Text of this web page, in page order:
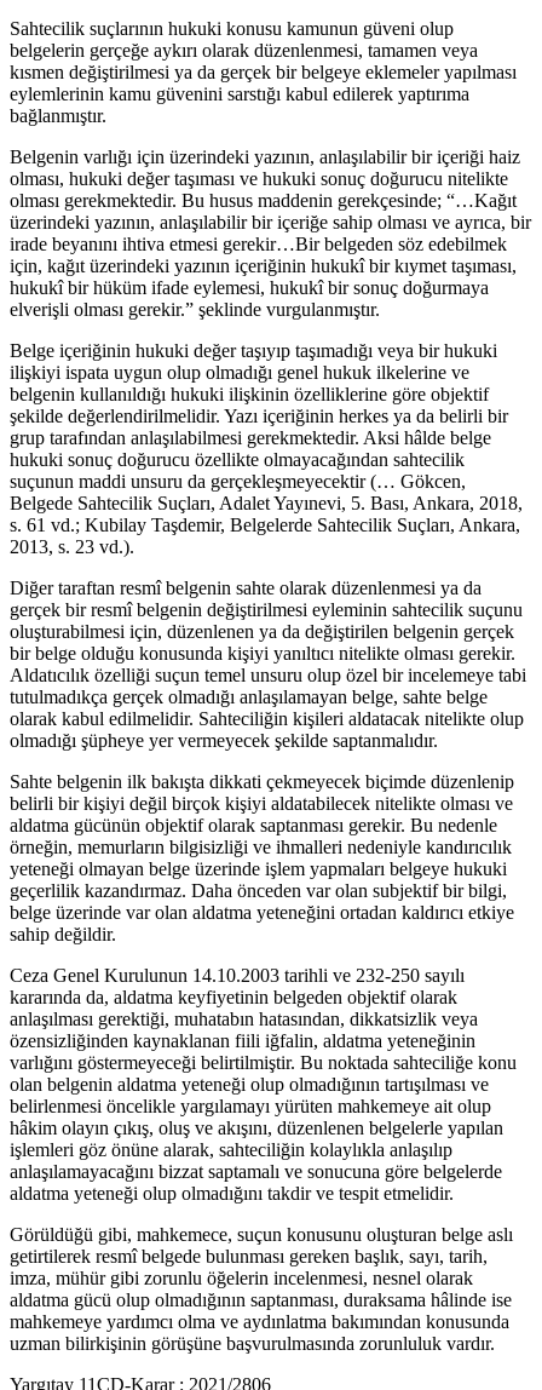
Sahtecilik suçlarının hukuki konusu kamunun güveni olup
belgelerin gerçeğe aykırı olarak düzenlenmesi, tamamen veya
kısmen değiştirilmesi ya da gerçek bir belgeye eklemeler yapılması
eylemlerinin kamu güvenini sarstığı kabul edilerek yaptırıma
bağlanmıştır.
Belgenin varlığı için üzerindeki yazının, anlaşılabilir bir içeriği haiz
olması, hukuki değer taşıması ve hukuki sonuç doğurucu nitelikte
olması gerekmektedir. Bu husus maddenin gerekçesinde; “…Kağıt
üzerindeki yazının, anlaşılabilir bir içeriğe sahip olması ve ayrıca, bir
irade beyanını ihtiva etmesi gerekir…Bir belgeden söz edebilmek
için, kağıt üzerindeki yazının içeriğinin hukukî bir kıymet taşıması,
hukukî bir hüküm ifade eylemesi, hukukî bir sonuç doğurmaya
elverişli olması gerekir.” şeklinde vurgulanmıştır.
Belge içeriğinin hukuki değer taşıyıp taşımadığı veya bir hukuki
ilişkiyi ispata uygun olup olmadığı genel hukuk ilkelerine ve
belgenin kullanıldığı hukuki ilişkinin özelliklerine göre objektif
şekilde değerlendirilmelidir. Yazı içeriğinin herkes ya da belirli bir
grup tarafından anlaşılabilmesi gerekmektedir. Aksi hâlde belge
hukuki sonuç doğurucu özellikte olmayacağından sahtecilik
suçunun maddi unsuru da gerçekleşmeyecektir (… Gökcen,
Belgede Sahtecilik Suçları, Adalet Yayınevi, 5. Bası, Ankara, 2018,
s. 61 vd.; Kubilay Taşdemir, Belgelerde Sahtecilik Suçları, Ankara,
2013, s. 23 vd.).
Diğer taraftan resmî belgenin sahte olarak düzenlenmesi ya da
gerçek bir resmî belgenin değiştirilmesi eyleminin sahtecilik suçunu
oluşturabilmesi için, düzenlenen ya da değiştirilen belgenin gerçek
bir belge olduğu konusunda kişiyi yanıltıcı nitelikte olması gerekir.
Aldatıcılık özelliği suçun temel unsuru olup özel bir incelemeye tabi
tutulmadıkça gerçek olmadığı anlaşılamayan belge, sahte belge
olarak kabul edilmelidir. Sahteciliğin kişileri aldatacak nitelikte olup
olmadığı şüpheye yer vermeyecek şekilde saptanmalıdır.
Sahte belgenin ilk bakışta dikkati çekmeyecek biçimde düzenlenip
belirli bir kişiyi değil birçok kişiyi aldatabilecek nitelikte olması ve
aldatma gücünün objektif olarak saptanması gerekir. Bu nedenle
örneğin, memurların bilgisizliği ve ihmalleri nedeniyle kandırıcılık
yeteneği olmayan belge üzerinde işlem yapmaları belgeye hukuki
geçerlilik kazandırmaz. Daha önceden var olan subjektif bir bilgi,
belge üzerinde var olan aldatma yeteneğini ortadan kaldırıcı etkiye
sahip değildir.
Ceza Genel Kurulunun 14.10.2003 tarihli ve 232-250 sayılı
kararında da, aldatma keyfiyetinin belgeden objektif olarak
anlaşılması gerektiği, muhatabın hatasından, dikkatsizlik veya
özensizliğinden kaynaklanan fiili iğfalin, aldatma yeteneğinin
varlığını göstermeyeceği belirtilmiştir. Bu noktada sahteciliğe konu
olan belgenin aldatma yeteneği olup olmadığının tartışılması ve
belirlenmesi öncelikle yargılamayı yürüten mahkemeye ait olup
hâkim olayın çıkış, oluş ve akışını, düzenlenen belgelerle yapılan
işlemleri göz önüne alarak, sahteciliğin kolaylıkla anlaşılıp
anlaşılamayacağını bizzat saptamalı ve sonucuna göre belgelerde
aldatma yeteneği olup olmadığını takdir ve tespit etmelidir.
Görüldüğü gibi, mahkemece, suçun konusunu oluşturan belge aslı
getirtilerek resmî belgede bulunması gereken başlık, sayı, tarih,
imza, mühür gibi zorunlu öğelerin incelenmesi, nesnel olarak
aldatma gücü olup olmadığının saptanması, duraksama hâlinde ise
mahkemeye yardımcı olma ve aydınlatma bakımından konusunda
uzman bilirkişinin görüşüne başvurulmasında zorunluluk vardır.
Yargıtay 11CD-Karar : 2021/2806